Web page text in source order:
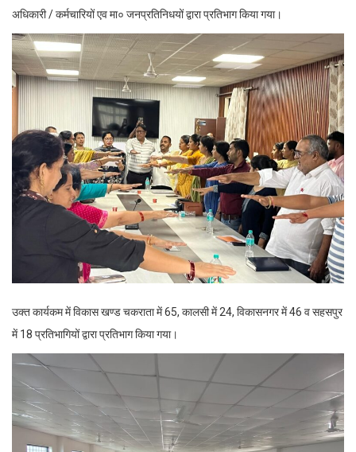
अधिकारी / कर्मचारियों एव मा० जनप्रतिनिधयों द्वारा प्रतिभाग किया गया।
उक्त कार्यकम में विकास खण्ड चकराता में 65, कालसी में 24, विकासनगर में 46 व सहसपुर
में 18 प्रतिभागियों द्वारा प्रतिभाग किया गया।